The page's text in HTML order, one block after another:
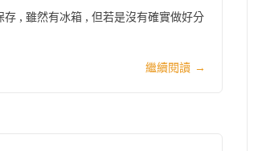
, 雖然有冰箱 , 但若是沒有確實做好分
繼續閱讀 →